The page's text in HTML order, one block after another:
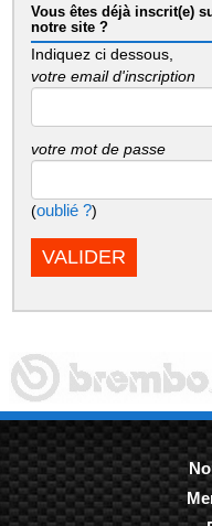
Vous êtes déjà inscrit(e)
notre site ?
Indiquez ci dessous,
votre email d'inscription
votre mot de passe
(oublié ?)
-